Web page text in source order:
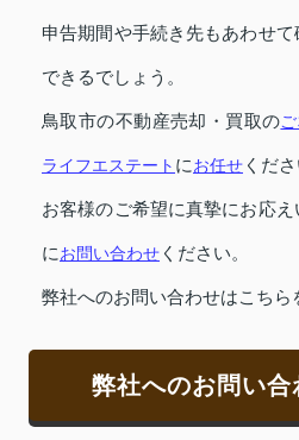
申告期間や手続き先もあわせ
できるでしょう。
鳥取市の不動産売却・買取の
ライフエステート にお任せ くださ
お客様のご希望に真摯にお応
にお問い合わせ ください。
弊社へのお問い合わせはこちら
弊社へのお問い合